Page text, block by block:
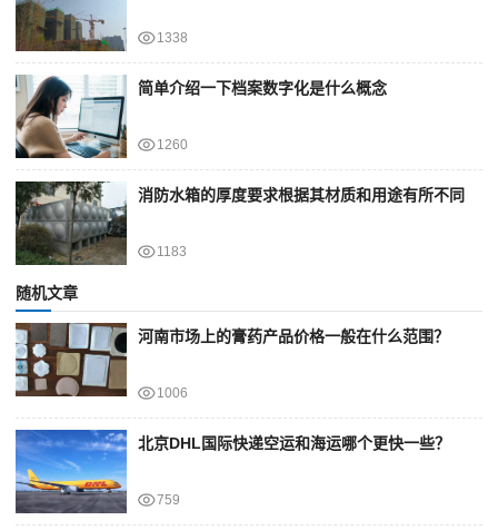
1338
简单介绍一下档案数字化是什么概念
1260
消防水箱的厚度要求根据其材质和用途有所不同
1183
随机文章
河南市场上的膏药产品价格一般在什么范围？
1006
北京DHL国际快递空运和海运哪个更快一些？
759